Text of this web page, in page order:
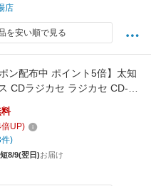
店
を安い順で見る
ン配布中 ポイント5倍】太知
CDラジカセ ラジカセ CD-
ットテープ CDプレーヤー
AM CDラジオカセットレコ
スピーカー内蔵 AC電源 /
性 レトロデザイン
倍UP)
)
8/9(翌日)お届け